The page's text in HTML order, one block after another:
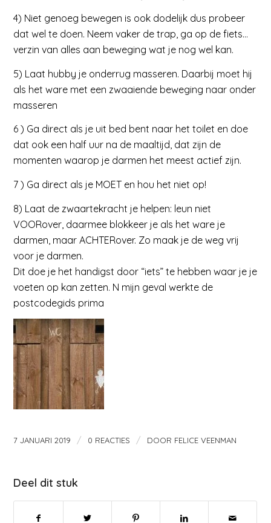
4) Niet genoeg bewegen is ook dodelijk dus probeer
dat wel te doen. Neem vaker de trap, ga op de fiets…
verzin van alles aan beweging wat je nog wel kan.
5) Laat hubby je onderrug masseren. Daarbij moet hij
als het ware met een zwaaiende beweging naar onder
masseren
6 ) Ga direct als je uit bed bent naar het toilet en doe
dat ook een half uur na de maaltijd, dat zijn de
momenten waarop je darmen het meest actief zijn.
7 ) Ga direct als je MOET en hou het niet op!
8) Laat de zwaartekracht je helpen: leun niet
VOORover, daarmee blokkeer je als het ware je
darmen, maar ACHTERover. Zo maak je de weg vrij
voor je darmen.
Dit doe je het handigst door “iets” te hebben waar je je
voeten op kan zetten. N mijn geval werkte de
postcodegids prima
7 JANUARI 2019 / 0 REACTIES / DOOR FELICE VEENMAN
Deel dit stuk